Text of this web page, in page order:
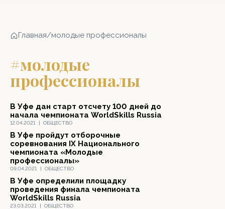
Главная/молодые профессионалы
#молодые
профессионалы
12.04.2021 | ОБЩЕСТВО
В Уфе дан старт отсчету 100 дней до
начала чемпионата WorldSkills Russia
09.04.2021 | ОБЩЕСТВО
В Уфе пройдут отборочные
соревнования IX Национального
чемпионата «Молодые
профессионалы»
23.03.2021 | ОБЩЕСТВО
В Уфе определили площадку
проведения финала чемпионата
WorldSkills Russia